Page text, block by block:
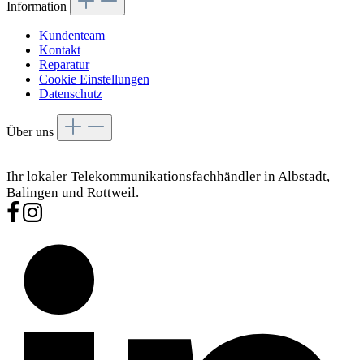
Information
Kundenteam
Kontakt
Reparatur
Cookie Einstellungen
Datenschutz
Über uns
Ihr lokaler Telekommunikationsfachhändler in Albstadt,
Balingen und Rottweil.